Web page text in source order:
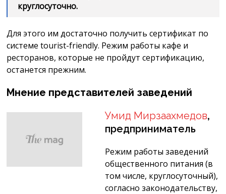
круглосуточно.
Для этого им достаточно получить сертификат по
системе tourist-friendly. Режим работы кафе и
ресторанов, которые не пройдут сертификацию,
останется прежним.
Мнение представителей заведений
Умид Мирзаахмедов,
предприниматель
Режим работы заведений
общественного питания (в
том числе, круглосуточный),
согласно законодательству,